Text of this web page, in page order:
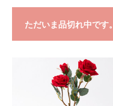
ただいま品切れ中です。